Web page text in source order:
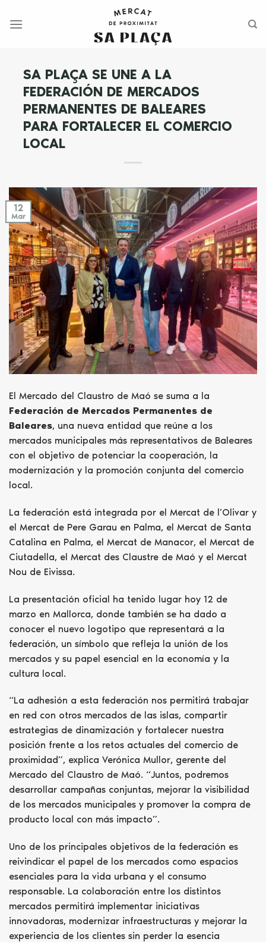
SA PLAÇA SE UNE A LA
FEDERACIÓN DE MERCADOS
PERMANENTES DE BALEARES
PARA FORTALECER EL COMERCIO
LOCAL
12
Mar
El Mercado del Claustro de Maó se suma a la
Federación de Mercados Permanentes de
Baleares, una nueva entidad que reúne a los
mercados municipales más representativos de Baleares
con el objetivo de potenciar la cooperación, la
modernización y la promoción conjunta del comercio
local.
La federación está integrada por el Mercat de l’Olivar y
el Mercat de Pere Garau en Palma, el Mercat de Santa
Catalina en Palma, el Mercat de Manacor, el Mercat de
Ciutadella, el Mercat des Claustre de Maó y el Mercat
Nou de Eivissa.
La presentación oficial ha tenido lugar hoy 12 de
marzo en Mallorca, donde también se ha dado a
conocer el nuevo logotipo que representará a la
federación, un símbolo que refleja la unión de los
mercados y su papel esencial en la economía y la
cultura local.
“La adhesión a esta federación nos permitirá trabajar
en red con otros mercados de las islas, compartir
estrategias de dinamización y fortalecer nuestra
posición frente a los retos actuales del comercio de
proximidad”, explica Verónica Mullor, gerente del
Mercado del Claustro de Maó. “Juntos, podremos
desarrollar campañas conjuntas, mejorar la visibilidad
de los mercados municipales y promover la compra de
producto local con más impacto”.
Uno de los principales objetivos de la federación es
reivindicar el papel de los mercados como espacios
esenciales para la vida urbana y el consumo
responsable. La colaboración entre los distintos
mercados permitirá implementar iniciativas
innovadoras, modernizar infraestructuras y mejorar la
experiencia de los clientes sin perder la esencia